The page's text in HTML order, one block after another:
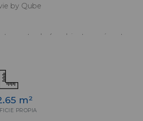
by Qube
de 4 ambientes, más estar
directo a la unidad, el estar-comedor
corrido aterrazado, ideal para
la luz natural.
en suite, destacando el
m²
PROPIA